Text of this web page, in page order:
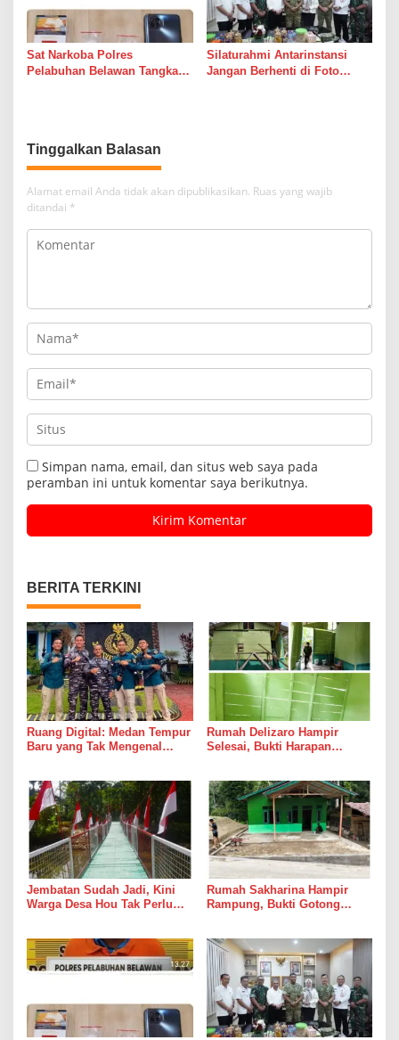
Sat Narkoba Polres
Pelabuhan Belawan Tangkap
Silaturahmi Antarinstansi
Jangan Berhenti di Foto
Tinggalkan Balasan
Alamat email Anda tidak akan dipublikasikan. Ruas yang wajib
ditandai *
Simpan nama, email, dan situs web saya pada
peramban ini untuk komentar saya berikutnya.
BERITA TERKINI
Ruang Digital: Medan Tempur
Baru yang Tak Mengenal
Rumah Delizaro Hampir
Selesai, Bukti Harapan
Jembatan Sudah Jadi, Kini
Warga Desa Hou Tak Perlu
Rumah Sakharina Hampir
Rampung, Bukti Gotong